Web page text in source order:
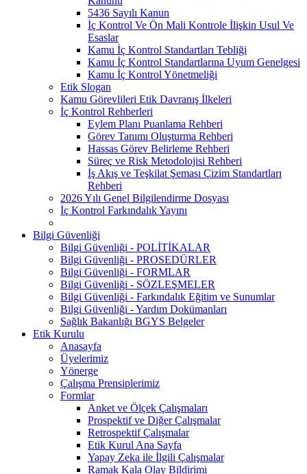
5436 Sayılı Kanun
İç Kontrol Ve Ön Mali Kontrole İlişkin Usul Ve
Esaslar
Kamu İç Kontrol Standartları Tebliği
Kamu İç Kontrol Standartlarına Uyum Genelgesi
Kamu İç Kontrol Yönetmeliği
Etik Slogan
Kamu Görevlileri Etik Davranış İlkeleri
İç Kontrol Rehberleri
Eylem Planı Puanlama Rehberi
Görev Tanımı Oluşturma Rehberi
Hassas Görev Belirleme Rehberi
Süreç ve Risk Metodolojisi Rehberi
İş Akış ve Teşkilat Şeması Çizim Standartları
Rehberi
2026 Yılı Genel Bilgilendirme Dosyası
İç Kontrol Farkındalık Yayını
Bilgi Güvenliği
Bilgi Güvenliği - POLİTİKALAR
Bilgi Güvenliği - PROSEDÜRLER
Bilgi Güvenliği - FORMLAR
Bilgi Güvenliği - SÖZLEŞMELER
Bilgi Güvenliği - Farkındalık Eğitim ve Sunumlar
Bilgi Güvenliği - Yardım Dokümanları
Sağlık Bakanlığı BGYS Belgeler
Etik Kurulu
Anasayfa
Üyelerimiz
Yönerge
Çalışma Prensiplerimiz
Formlar
Anket ve Ölçek Çalışmaları
Prospektif ve Diğer Çalışmalar
Retrospektif Çalışmalar
Etik Kurul Ana Sayfa
Yapay Zeka ile İlgili Çalışmalar
Ramak Kala Olay Bildirimi